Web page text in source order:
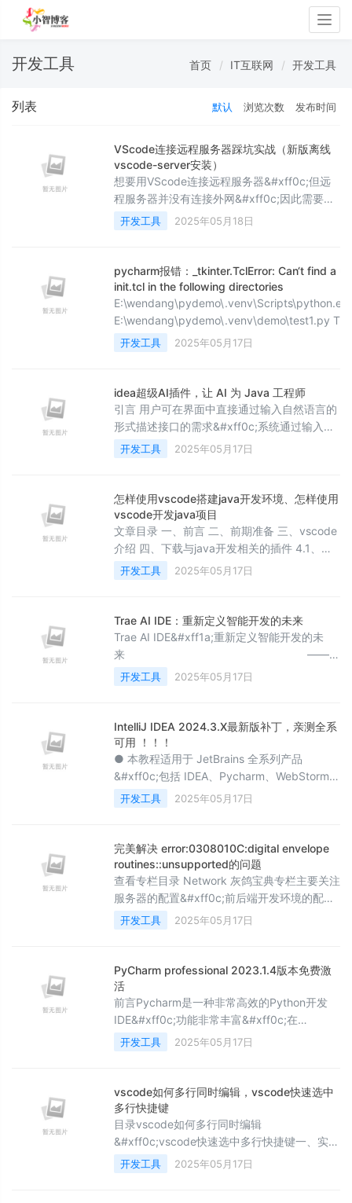
开发工具 首页 IT互联网 开发工具
列表 默认 浏览次数 发布时间
VScode连接远程服务器踩坑实战（新版离线
vscode-server安装）
想要用VScode连接远程服务器&#xff0c;但远
程服务器并没有连接外网&#xff0c;因此需要离
线手动安装vscode-server但网上的方法都是
旧版本的安装&#xff0c;没有新版本的配置。因
装与配置&#xff08;1&#xff09;vscode扩展安装
去到vscode里面安装所需要的扩展&#xff0c;这
里我安装是下面三个扩展包 &#xff0
开发工具 2025年05月18日
pycharm报错：_tkinter.TclError: Can‘t find a
init.tcl in the following directories
E:\wendang\pydemo\.venv\demo\test1.py Traceback
(most recent call last): File
开发工具 2025年05月17日
idea超级AI插件，让 AI 为 Java 工程师
引言​ 用户可在界面中直接通过输入自然语言的
形式描述接口的需求&#xff0c;系统通过输入的
需求自动分析关键的功能点有哪些&#xff0c;并
对不确定方案的需求提供多种选择&#xff0c;以
定需求后&#xff0c;系统会根据需求设计接口所
需数量和对应的功能描述&#xff0c;然后根据接
口描述生成对应的接口处理逻辑&#xff0c;并最
终自动生成包含完整J
开发工具 2025年05月17日
怎样使用vscode搭建java开发环境、怎样使用
vscode开发java项目
文章目录 一、前言 二、前期准备 三、vscode
介绍 四、下载与java开发相关的插件 4.1、下
载一个汉化插件 4.2、下载 java 扩展包插件
五、设置好java开发环境 六、创建项目 6.1、
普通的 java 项目 6.3、创建基于 maven 的
javaweb项目 6.3.1、创建操作 6.3.
开发工具 2025年05月17日
Trae AI IDE：重新定义智能开发的未来
Trae AI IDE&#xff1a;重新定义智能开发的未
来 ——代
码与框架的深度协同&#xff0c;打造开发者高效
工具即刻体验&gt;&gt;:点击这里&#xff0c;开启
如此简单&#xff01; &#x1f31f; 嗨&#xff
开发工具 2025年05月17日
IntelliJ IDEA 2024.3.X最新版补丁，亲测全系
可用 ！！！
● 本教程适用于 JetBrains 全系列产品
&#xff0c;包括 IDEA、Pycharm、WebStorm、
Phpstorm、Datagrip、RubyMine、CLion、
AppCode 等。 ● 本教程适用
Windows 系统为例做讲解&#xff0c;其他系统同
样参考着本教程来就行。申明&#xff1a;本教程
Intel
开发工具 2025年05月17日
完美解决 error:0308010C:digital envelope
routines::unsupported的问题
查看专栏目录 Network 灰鸽宝典专栏主要关注
服务器的配置&#xff0c;前后端开发环境的配置
&#xff0c;编辑器的配置&#xff0c;网络服务的配
置&#xff0c;网络命令的应用与配置
录 windows电脑完美解决办法&#xff1a; 设置说
开发工具 2025年05月17日
PyCharm professional 2023.1.4版本免费激
活
前言Pycharm是一种非常高效的Python开发
IDE&#xff0c;功能非常丰富&#xff0c;在
Pycharm里可以快速配置python环境(支持多
种Python虚拟环境的灵活切换)、安装各种依
过程数据&#xff0c;因此受到做人工智能开发、
大数据挖掘、数据分析等工程师们的喜爱.
Pycharm分为社区版、教育版和专业版。跟前
两个版本相比
开发工具 2025年05月17日
vscode如何多行同时编辑，vscode快速选中
多行快捷键
目录vscode如何多行同时编辑
&#xff0c;vscode快速选中多行快捷键一、实践
情景二、不同多选情景的操作方案1、使用 Alt
&#43; 鼠标点击选择任意行的任意位置2、使
开发工具 2025年05月17日